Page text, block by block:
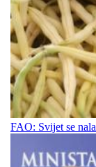
FAO: Svijet se